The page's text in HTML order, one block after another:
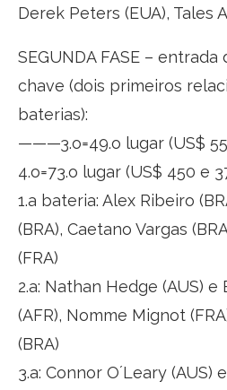
Derek Peters (EUA), Tales
SEGUNDA FASE –
chave (dois primeiros
baterias):
———3.o=49.o lugar (US$
4.o=73.o lugar (US$ 450 e
1.a bateria: Alex Ribeiro
(BRA), Caetano Vargas
(FRA)
2.a: Nathan Hedge (AUS) e
(AFR), Nomme Mignot
(BRA)
3.a: Connor O´Leary (AUS)